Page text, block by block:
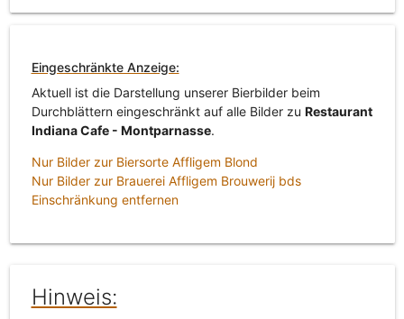
Eingeschränkte Anzeige:
Aktuell ist die Darstellung unserer Bierbilder beim
Durchblättern eingeschränkt auf alle Bilder zu Restaurant
Indiana Cafe - Montparnasse.
Nur Bilder zur Biersorte Affligem Blond
Nur Bilder zur Brauerei Affligem Brouwerij bds
Einschränkung entfernen
Hinweis: